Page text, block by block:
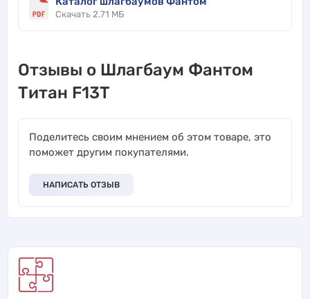
Скачать 2.71 МБ
Отзывы о Шлагбаум Фантом
Титан F13T
Поделитесь своим мнением об этом товаре, это
поможет другим покупателями.
НАПИСАТЬ ОТЗЫВ